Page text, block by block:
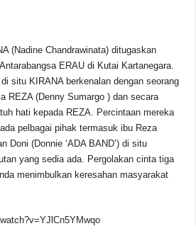
(Nadine Chandrawinata) ditugaskan
ERAU di Kutai Kartanegara.
situ KIRANA berkenalan dengan seorang
REZA (Denny Sumargo ) dan secara
hati kepada REZA. Percintaan mereka
pelbagai pihak termasuk ibu Reza
Doni (Donnie ‘ADA BAND’) di situ
yang sedia ada. Pergolakan cinta tiga
menimbulkan keresahan masyarakat